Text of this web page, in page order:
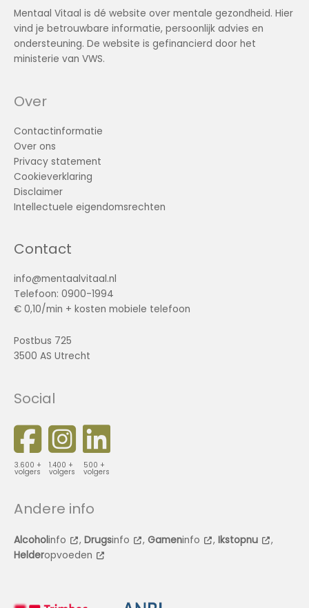
Mentaal Vitaal is dé website over mentale gezondheid. Hier
vind je betrouwbare informatie, persoonlijk advies en
ondersteuning. De website is gefinancierd door het
ministerie van VWS.
Over
Contactinformatie
Over ons
Privacy statement
Cookieverklaring
Disclaimer
Intellectuele eigendomsrechten
Contact
info@mentaalvitaal.nl
Telefoon: 0900-1994
€ 0,10/min + kosten mobiele telefoon
Postbus 725
3500 AS Utrecht
Social
3.600 +
volgers
1.400 +
volgers
500 +
volgers
Andere info
Alcoholinfo , Drugsinfo , Gameninfo , Ikstopnu
,
Helderopvoeden